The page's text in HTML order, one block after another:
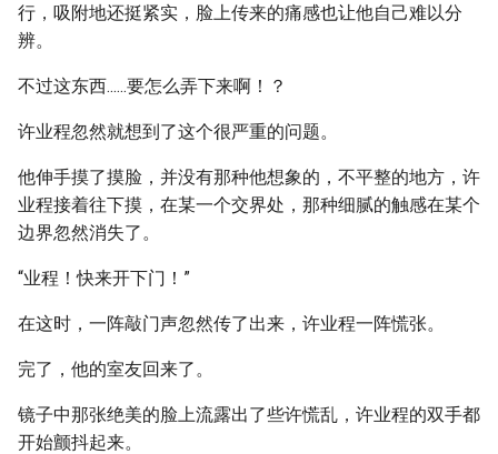
行，吸附地还挺紧实，脸上传来的痛感也让他自己难以分
辨。
不过这东西......要怎么弄下来啊！？
许业程忽然就想到了这个很严重的问题。
他伸手摸了摸脸，并没有那种他想象的，不平整的地方，许
业程接着往下摸，在某一个交界处，那种细腻的触感在某个
边界忽然消失了。
“业程！快来开下门！”
在这时，一阵敲门声忽然传了出来，许业程一阵慌张。
完了，他的室友回来了。
镜子中那张绝美的脸上流露出了些许慌乱，许业程的双手都
开始颤抖起来。